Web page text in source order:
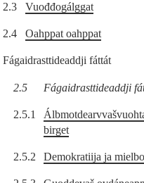
2.3 Vuođđogálggat
2.4 Oahppat oahppat
Fágaidrasttideaddji fáttát
2.5 Fágaidrasttideaddji
2.5.1
birget
2.5.2 Demokratiija ja